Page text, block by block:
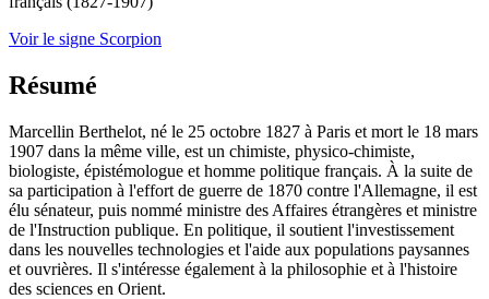
Voir le signe Scorpion
Résumé
Marcellin Berthelot, né le 25 octobre 1827 à Paris et mort le 18 mars
1907 dans la même ville, est un chimiste, physico-chimiste,
biologiste, épistémologue et homme politique français. À la suite de
sa participation à l'effort de guerre de 1870 contre l'Allemagne, il est
élu sénateur, puis nommé ministre des Affaires étrangères et ministre
de l'Instruction publique. En politique, il soutient l'investissement
dans les nouvelles technologies et l'aide aux populations paysannes
et ouvrières. Il s'intéresse également à la philosophie et à l'histoire
des sciences en Orient.